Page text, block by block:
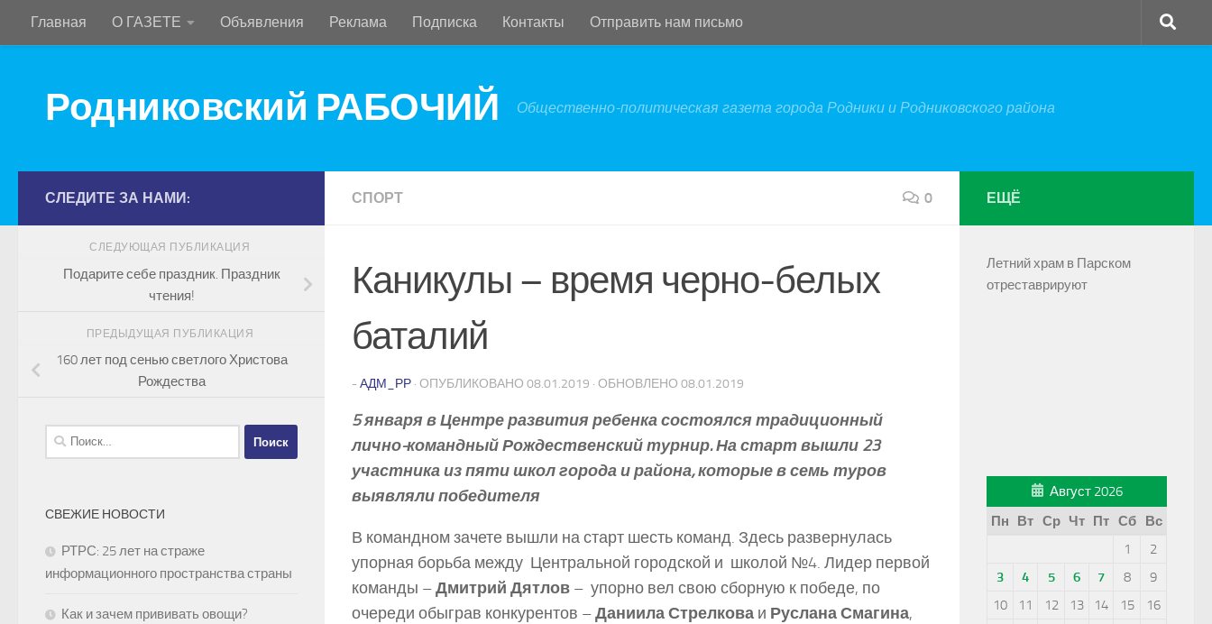
Перейти к содержимому
Главная О ГАЗЕТЕ Объявления Реклама Подписка Контакты Отправить нам письмо
Родниковский РАБОЧИЙ Общественно-политическая газета города Родники и Родниковского района
СПОРТ 0
Каникулы – время черно-белых
баталий
- АДМ_РР · ОПУБЛИКОВАНО 08.01.2019 · ОБНОВЛЕНО 08.01.2019
5 января в Центре развития ребенка состоялся традиционный
лично-командный Рождественский турнир. На старт вышли 23
участника из пяти школ города и района, которые в семь туров
выявляли победителя
В командном зачете вышли на старт шесть команд. Здесь развернулась
упорная борьба между Центральной городской и школой №4. Лидер первой
команды –Дмитрий Дятлов – упорно вел свою сборную к победе, по
очереди обыграв конкурентов –Даниила Стрелкова и Руслана Смагина,
СЛЕДИТЕ ЗА НАМИ:
СЛЕДУЮЩАЯ ПУБЛИКАЦИЯ
Подарите себе праздник. Праздник
чтения!
ПРЕДЫДУЩАЯ ПУБЛИКАЦИЯ
160 лет под сенью светлого Христова
Рождества
Найти:
СВЕЖИЕ НОВОСТИ
РТРС: 25 лет на страже
информационного пространства страны
Как и зачем прививать овощи?
ЕЩЁ
Летний храм в Парском
отреставрируют
Август 2026
Пн
Вт Ср Чт Пт Сб
Вс
1
2
3
4 5 6 7 8
9
10
11 12 13 14 15
16